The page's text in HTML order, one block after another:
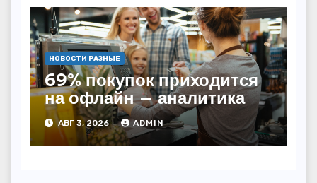
НОВОСТИ РАЗНЫЕ
69% покупок приходится
на офлайн — аналитика
АВГ 3, 2026 ADMIN